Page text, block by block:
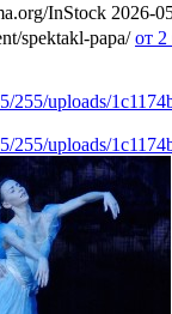
InStock 2026-
spektakl-papa/ от 2
255/uploads/
255/uploads/